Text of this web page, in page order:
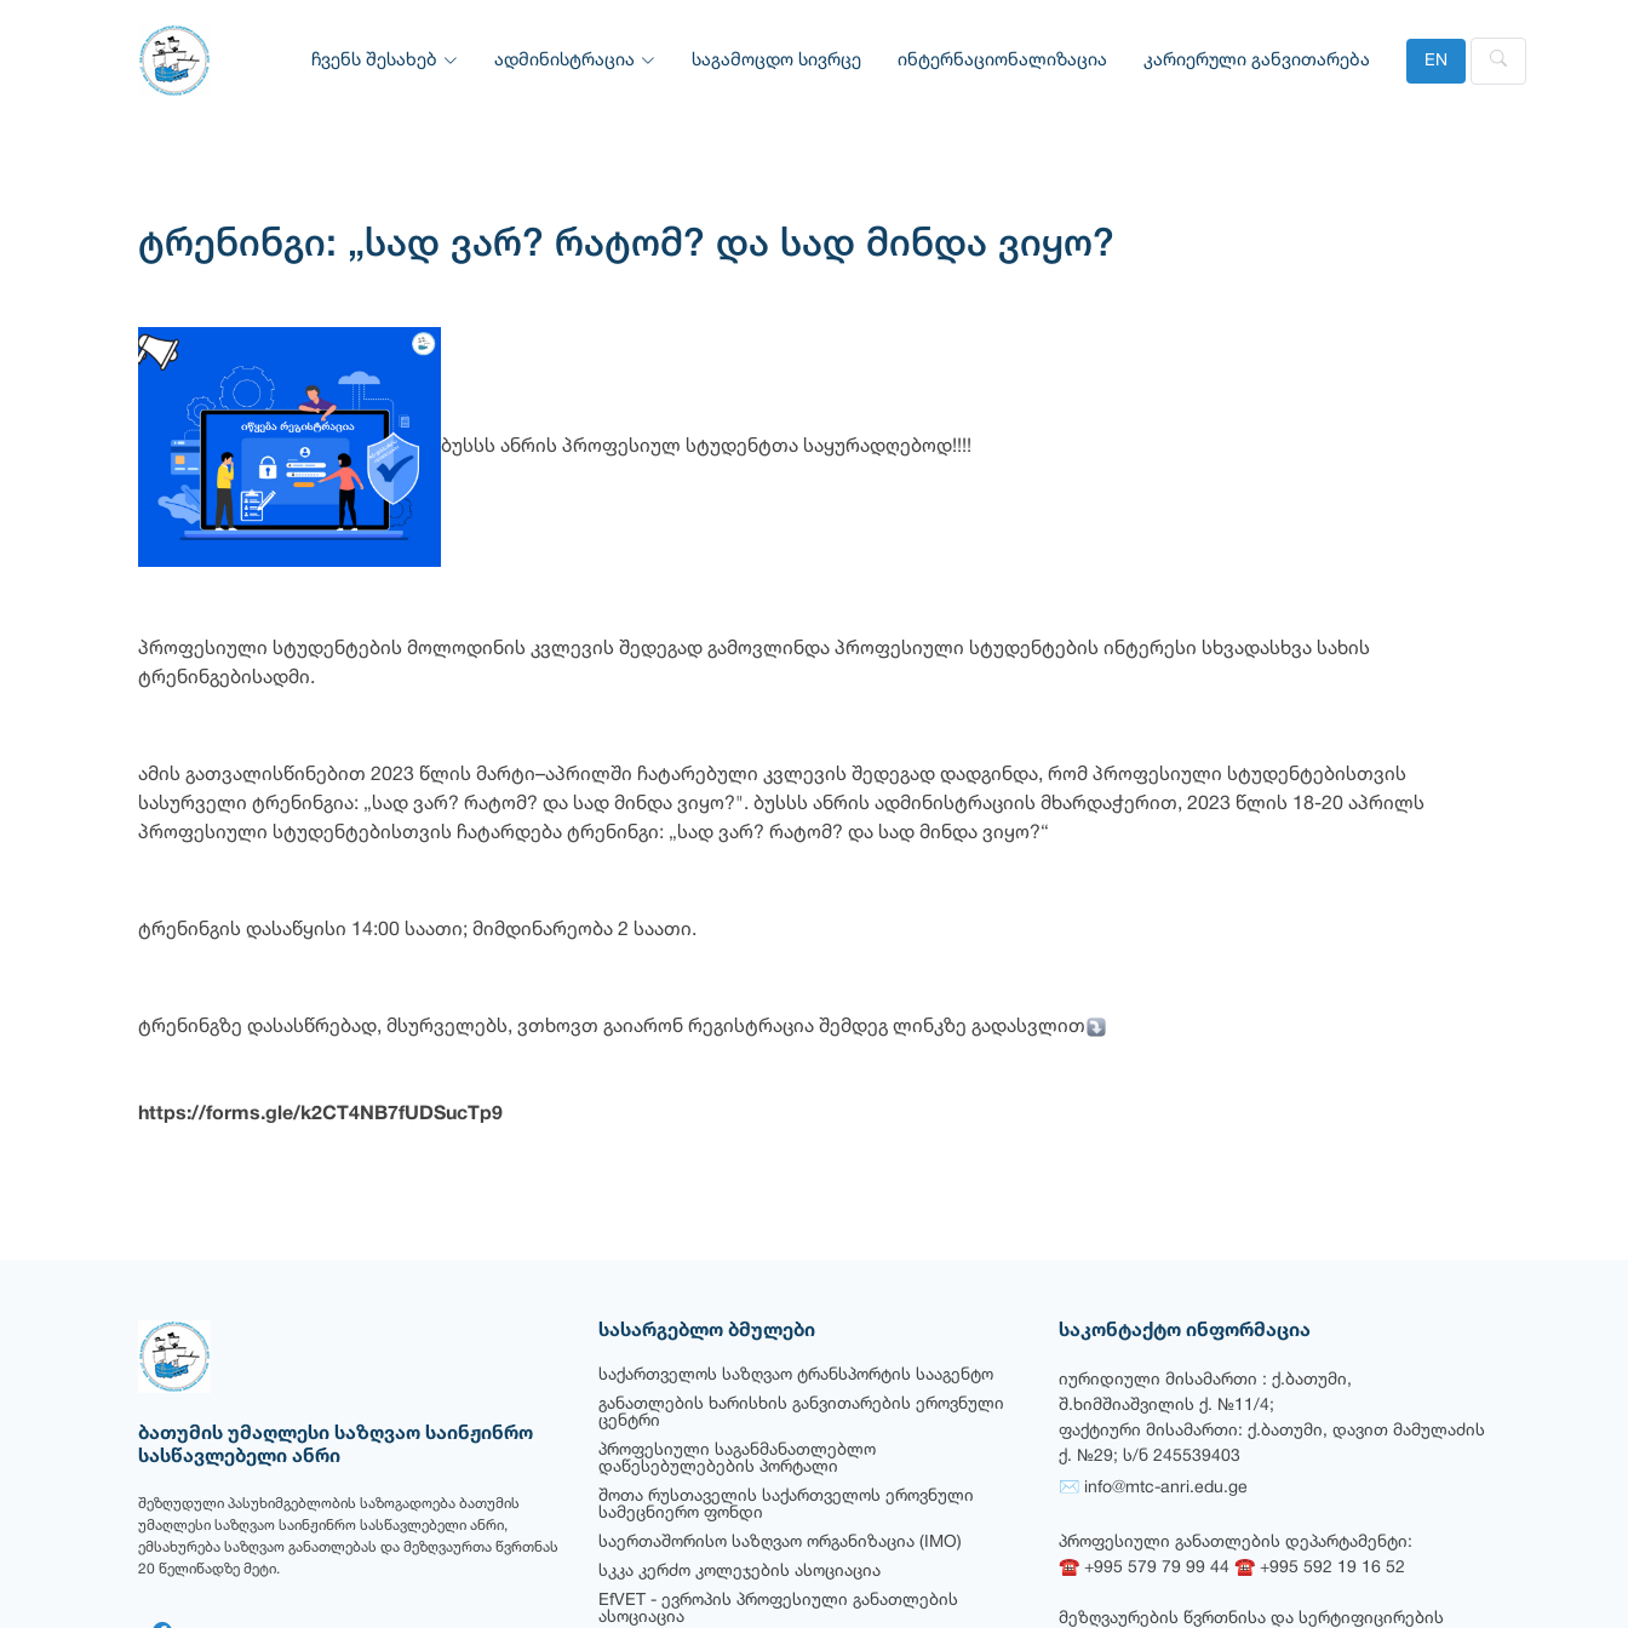
ჩვენს შესახებ ადმინისტრაცია საგამოცდო სივრცე ინტერნაციონალიზაცია კარიერული განვითარება EN
ტრენინგი: „სად ვარ? რატომ? და სად მინდა ვიყო?
ბუსსს ანრის პროფესიულ სტუდენტთა საყურადღებოდ!!!!
პროფესიული სტუდენტების მოლოდინის კვლევის შედეგად გამოვლინდა პროფესიული სტუდენტების ინტერესი სხვადასხვა სახის
ტრენინგებისადმი.
ამის გათვალისწინებით 2023 წლის მარტი–აპრილში ჩატარებული კვლევის შედეგად დადგინდა, რომ პროფესიული სტუდენტებისთვის
სასურველი ტრენინგია: „სად ვარ? რატომ? და სად მინდა ვიყო?". ბუსსს ანრის ადმინისტრაციის მხარდაჭერით, 2023 წლის 18-20 აპრილს
პროფესიული სტუდენტებისთვის ჩატარდება ტრენინგი: „სად ვარ? რატომ? და სად მინდა ვიყო?“
ტრენინგის დასაწყისი 14:00 საათი; მიმდინარეობა 2 საათი.
ტრენინგზე დასასწრებად, მსურველებს, ვთხოვთ გაიარონ რეგისტრაცია შემდეგ ლინკზე გადასვლით
https://forms.gle/k2CT4NB7fUDSucTp9
ბათუმის უმაღლესი საზღვაო საინჟინრო
სასწავლებელი ანრი
შეზღუდული პასუხიმგებლობის საზოგადოება ბათუმის
უმაღლესი საზღვაო საინჟინრო სასწავლებელი ანრი,
ემსახურება საზღვაო განათლებას და მეზღვაურთა წვრთნას
20 წელიწადზე მეტი.
სასარგებლო ბმულები
საქართველოს საზღვაო ტრანსპორტის სააგენტო
განათლების ხარისხის განვითარების ეროვნული
ცენტრი
პროფესიული საგანმანათლებლო
დაწესებულებების პორტალი
შოთა რუსთაველის საქართველოს ეროვნული
სამეცნიერო ფონდი
საერთაშორისო საზღვაო ორგანიზაცია (IMO)
სკკა კერძო კოლეჯების ასოციაცია
EfVET - ევროპის პროფესიული განათლების
ასოციაცია
საკონტაქტო ინფორმაცია
იურიდიული მისამართი : ქ.ბათუმი,
შ.ხიმშიაშვილის ქ. №11/4;
ფაქტიური მისამართი: ქ.ბათუმი, დავით მამულაძის
ქ. №29; ს/ნ 245539403
✉ info@mtc-anri.edu.ge
პროფესიული განათლების დეპარტამენტი:
☎ +995 579 79 99 44 ☎ +995 592 19 16 52
მეზღვაურების წვრთნისა და სერტიფიცირების